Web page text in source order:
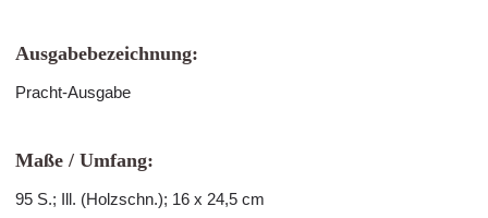
Ausgabebezeichnung:
Pracht-Ausgabe
Maße / Umfang:
95 S.; Ill. (Holzschn.); 16 x 24,5 cm